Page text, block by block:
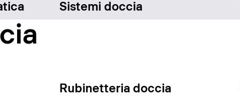
Sistemi doccia
Rubinetteria doccia